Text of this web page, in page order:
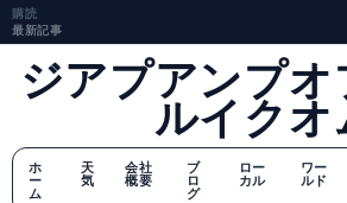
購読
最新記事
ジアプアンプオ
ルイクオ
ホ
ー
ム
天
気
会社
概要
ブ
ロ
グ
ロー
カル
ワー
ルド